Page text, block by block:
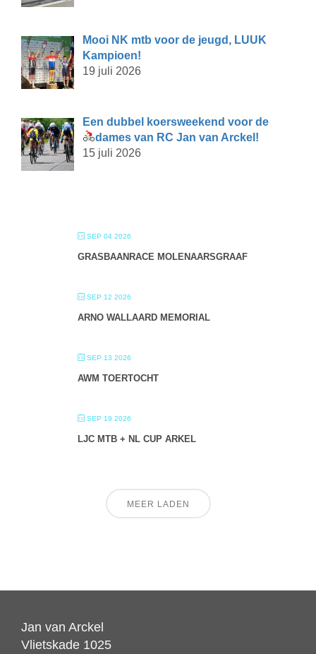
Mooi NK mtb voor de jeugd, LUUK
Kampioen!
19 juli 2026
Een dubbel koersweekend voor de
dames van RC Jan van Arckel!
15 juli 2026
SEP 04 2026
GRASBAANRACE MOLENAARSGRAAF
SEP 12 2026
ARNO WALLAARD MEMORIAL
SEP 13 2026
AWM TOERTOCHT
SEP 19 2026
LJC MTB + NL CUP ARKEL
MEER LADEN
Jan van Arckel
Vlietskade 1025